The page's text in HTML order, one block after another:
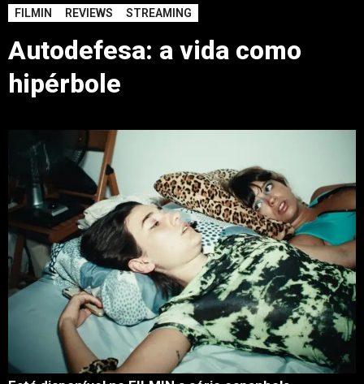
FILMIN REVIEWS STREAMING
Autodefesa: a vida como
hipérbole